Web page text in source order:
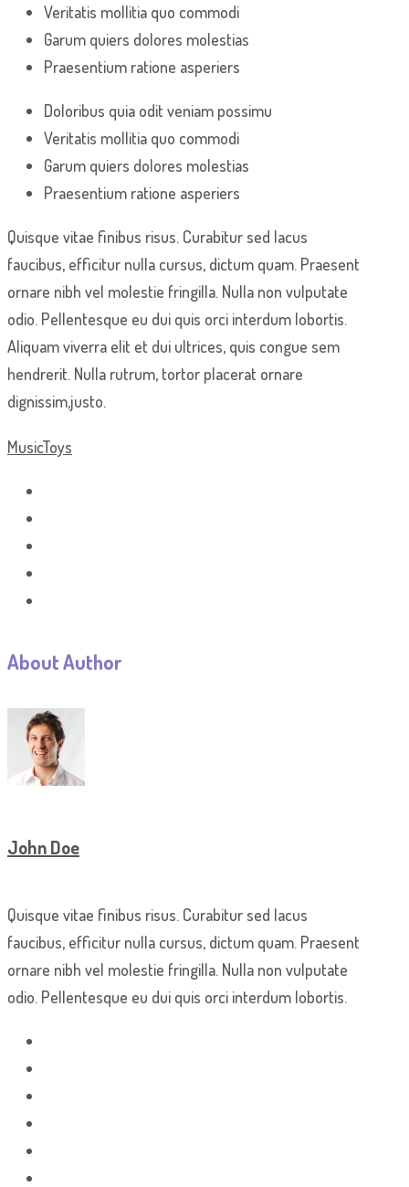
Veritatis mollitia quo commodi
Garum quiers dolores molestias
Praesentium ratione asperiers
Doloribus quia odit veniam possimu
Veritatis mollitia quo commodi
Garum quiers dolores molestias
Praesentium ratione asperiers
Quisque vitae finibus risus. Curabitur sed lacus
faucibus, efficitur nulla cursus, dictum quam. Praesent
ornare nibh vel molestie fringilla. Nulla non vulputate
odio. Pellentesque eu dui quis orci interdum lobortis.
Aliquam viverra elit et dui ultrices, quis congue sem
hendrerit. Nulla rutrum, tortor placerat ornare
dignissim,justo.
MusicToys
About Author
John Doe
Quisque vitae finibus risus. Curabitur sed lacus
faucibus, efficitur nulla cursus, dictum quam. Praesent
ornare nibh vel molestie fringilla. Nulla non vulputate
odio. Pellentesque eu dui quis orci interdum lobortis.